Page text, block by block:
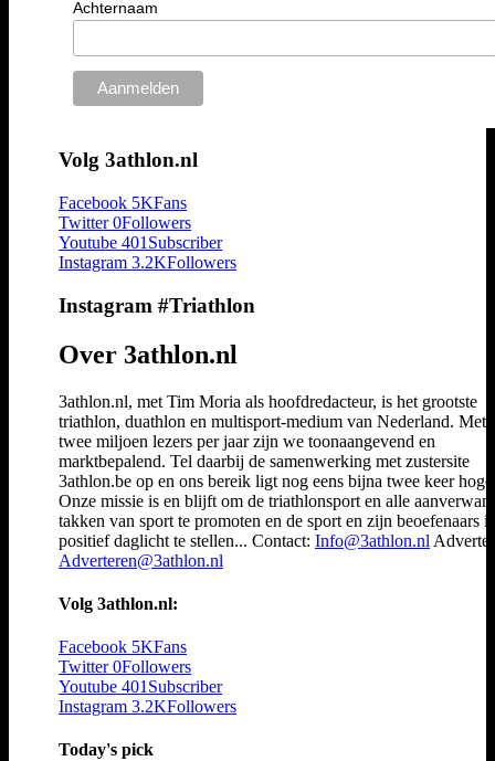
Achternaam
Volg 3athlon.nl
Facebook 5KFans
Twitter 0Followers
Youtube 401 Subscriber
Instagram 3.2KFollowers
Instagram #Triathlon
Over 3athlon.nl
3athlon.nl, met Tim Moria als hoofdredacteur, is het grootste
triathlon, duathlon en multisport-medium van Nederland. Met
twee miljoen lezers per jaar zijn we toonaangevend en
marktbepalend. Tel daarbij de samenwerking met zustersite
3athlon.be op en ons bereik ligt nog eens bijna twee keer
Onze missie is en blijft om de triathlonsport en alle
takken van sport te promoten en de sport en zijn beoefenaars
positief daglicht te stellen... Contact: Info@3athlon.nl
Adverteren@3athlon.nl
Volg 3athlon.nl:
Facebook 5KFans
Twitter 0Followers
Youtube 401 Subscriber
Instagram 3.2KFollowers
Today's pick